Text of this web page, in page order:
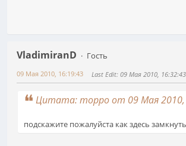
VladimiranD
Гость
09 Мая 2010, 16:19:43 Last Edit: 09 Мая 2010,
Цитата: moppo от 09 Мая 2010,
подскажите пожалуйста как здесь